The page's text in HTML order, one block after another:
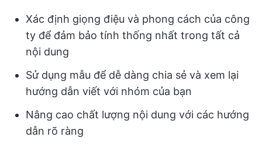
Xác định giọng điệu và phong cách của công
ty để đảm bảo tính thống nhất trong tất cả
nội dung
Sử dụng mẫu để dễ dàng chia sẻ và xem lại
hướng dẫn viết với nhóm của bạn
Nâng cao chất lượng nội dung với các hướng
dẫn rõ ràng